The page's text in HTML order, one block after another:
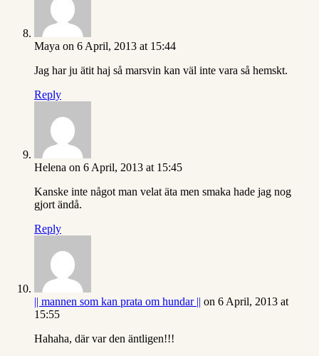
Maya on 6 April, 2013 at 15:44
Jag har ju ätit haj så marsvin kan väl inte vara så hemskt.
Reply
Helena on 6 April, 2013 at 15:45
Kanske inte något man velat äta men smaka hade jag nog
gjort ändå.
Reply
|| mannen som kan prata om hundar || on 6 April, 2013 at
15:55
Hahaha, där var den äntligen!!!